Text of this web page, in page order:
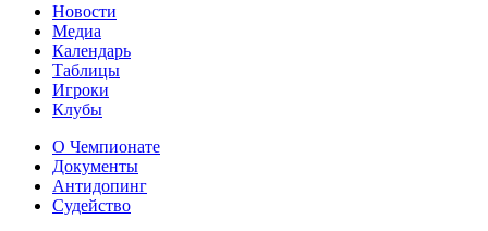
Новости
Медиа
Календарь
Таблицы
Игроки
Клубы
О Чемпионате
Документы
Антидопинг
Судейство